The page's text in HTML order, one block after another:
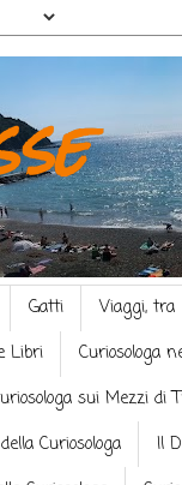
Gatti
Viaggi, tra
Libri
Curiosologa
sui Mezzi di
Curiosologa
Il